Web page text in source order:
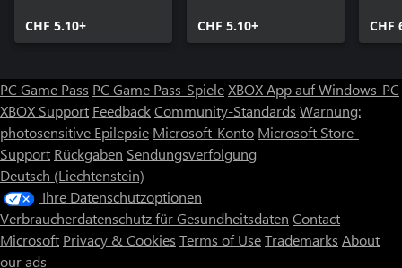
CHF 5.10+ CHF 5.10+ CHF
PC Game Pass PC Game Pass-SpieleXBOX App auf Windows-PC
XBOX Support FeedbackCommunity-Standards Warnung:
photosensitive Epilepsie Microsoft-Konto Microsoft Store-
Support Rückgaben Sendungsverfolgung
Deutsch (Liechtenstein)
Ihre Datenschutzoptionen
Verbraucherdatenschutz für Gesundheitsdaten Contact
Microsoft Privacy & Cookies Terms of UseTrademarks About
our ads